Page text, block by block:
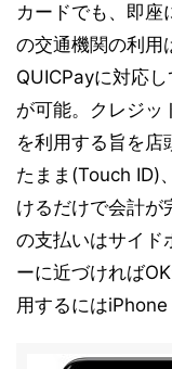
カードでも、即
の交通機関の利用
QUICPayに対応
が可能。クレジッ
を利用する旨を店
たまま(Touch ID)
けるだけで会計
の支払いはサイド
ーに近づければ
用するにはiPhone